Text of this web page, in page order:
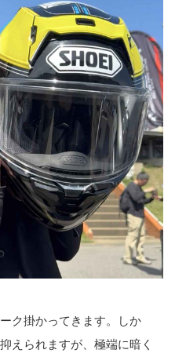
ク掛かってきます。しか
えられますが、極端に暗く